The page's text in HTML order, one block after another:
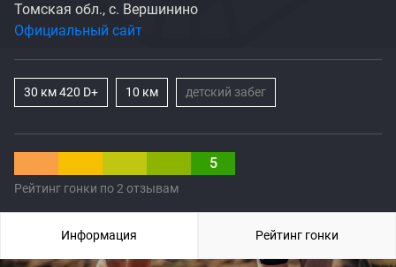
5
Рейтинг гонки по 2 отзывам
Томская обл., с. Вершинино
Официальный сайт
30 км 420 D+ 10 км детский забег
Информация Рейтинг гонки